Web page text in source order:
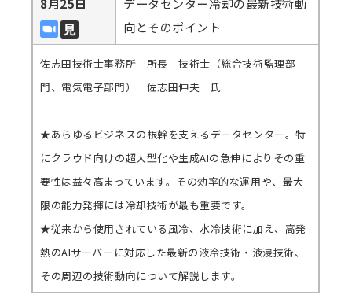
向とそのポイント
佐志田技術士事務所 所長 技術士（総合技術監理部
門、電気電子部門） 佐志田伸夫 氏
★あらゆるビジネスの根幹を支えるデータセンター。特
にクラウド向けの超大型化や生成AIの急伸によりその重
要性は益々高まっています。その効率的な運用や、最大
限の能力発揮には冷却技術が最も重要です。
★従来から使用されている風冷、水冷技術に加え、高発
熱のAIサーバーに対応した最新の液冷技術・液浸技術、
その周辺の技術動向について解説します。